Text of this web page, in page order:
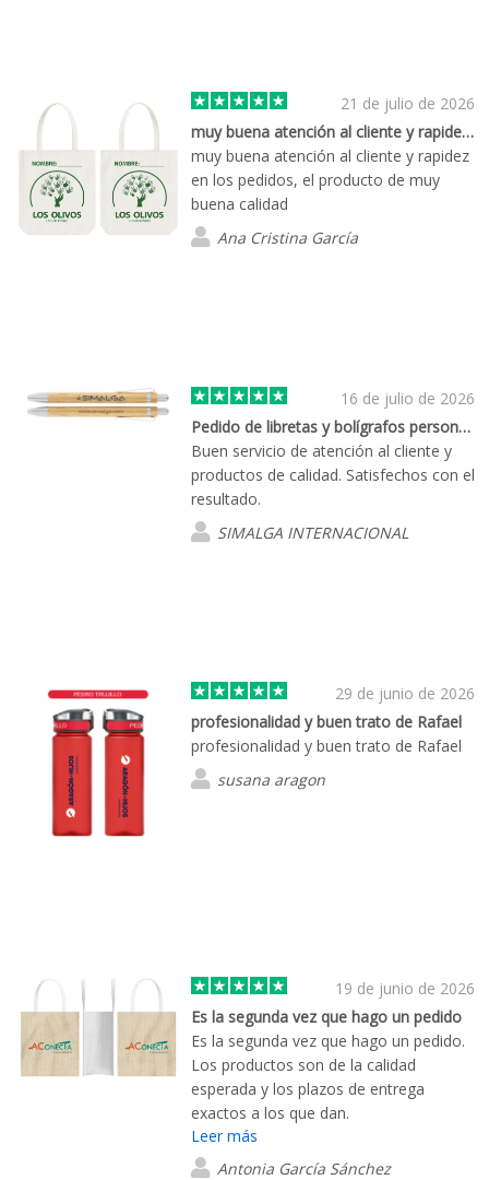
21 de julio de 2026
muy buena atención al cliente y rapidez…
muy buena atención al cliente y rapidez
en los pedidos, el producto de muy
buena calidad
Ana Cristina García
16 de julio de 2026
Pedido de libretas y bolígrafos personalizados
Buen servicio de atención al cliente y
productos de calidad. Satisfechos con el
resultado.
SIMALGA INTERNACIONAL
29 de junio de 2026
profesionalidad y buen trato de Rafael
profesionalidad y buen trato de Rafael
susana aragon
19 de junio de 2026
Es la segunda vez que hago un pedido
Es la segunda vez que hago un pedido.
Los productos son de la calidad
esperada y los plazos de entrega
exactos a los que dan.
Leer más
Antonia García Sánchez